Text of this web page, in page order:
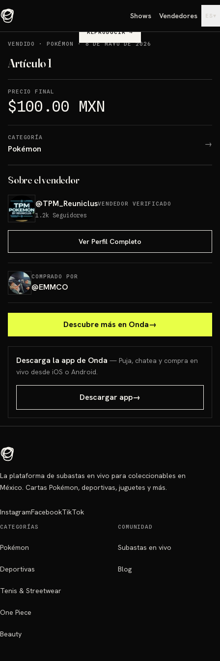
Shows Vendedores ES ▾
REPRODUCIR→
VENDIDO
· POKÉMON ·8 DE MAYO DE 2026
Artículo 1
PRECIO FINAL
$100.00 MXN
CATEGORÍA
Pokémon →
Sobre el vendedor
@TPM_ReuniclusVENDEDOR VERIFICADO
1.2k Seguidores
Ver Perfil Completo
COMPRADO POR
@EMMCO
Descubre más en Onda→
Descarga la app de Onda — Puja, chatea y compra en
vivo desde iOS o Android.
Descargar app→
La plataforma de subastas en vivo para coleccionables en
México. Cartas Pokémon, deportivas, juguetes y más.
InstagramFacebookTikTok
CATEGORÍAS
Pokémon
Deportivas
Tenis & Streetwear
One Piece
Beauty
COMUNIDAD
Subastas en vivo
Blog